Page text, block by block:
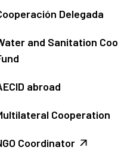
Delegada
and Sanitation
abroad
Cooperation
Coordinator